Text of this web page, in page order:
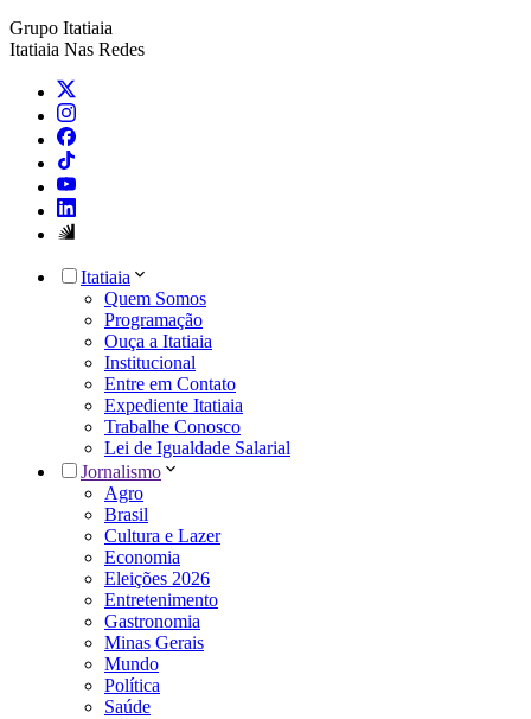
Grupo Itatiaia
Itatiaia Nas Redes
Itatiaia
Quem Somos
Programação
Ouça a Itatiaia
Institucional
Entre em Contato
Expediente Itatiaia
Trabalhe Conosco
Lei de Igualdade Salarial
Jornalismo
Agro
Brasil
Cultura e Lazer
Economia
Eleições 2026
Entretenimento
Gastronomia
Minas Gerais
Mundo
Política
Saúde